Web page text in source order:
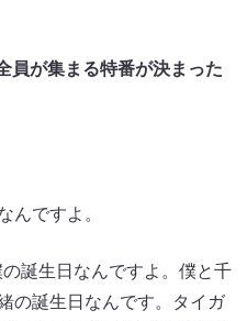
が集まる特番が決まった
ですよ。
誕生日なんですよ。僕と千
の誕生日なんです。タイガ